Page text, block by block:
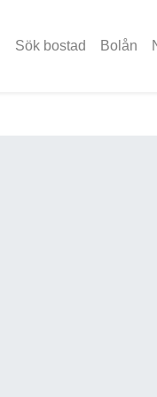
Sök bostad Bolån